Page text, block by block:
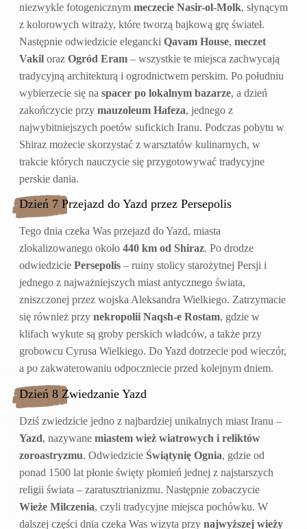
niezwykle fotogenicznym meczecie Nasir-ol-Molk, słynącym
z kolorowych witraży, które tworzą bajkową grę świateł.
Następnie odwiedzicie elegancki Qavam House, meczet
Vakil oraz Ogród Eram – wszystkie te miejsca zachwycają
tradycyjną architekturą i ogrodnictwem perskim. Po południu
wybierzecie się na spacer po lokalnym bazarze, a dzień
zakończycie przy mauzoleum Hafeza, jednego z
najwybitniejszych poetów sufickich Iranu. Podczas pobytu w
Shiraz możecie skorzystać z warsztatów kulinarnych, w
trakcie których nauczycie się przygotowywać tradycyjne
perskie dania.
Dzień 7 Przejazd do Yazd przez Persepolis
Tego dnia czeka Was przejazd do Yazd, miasta
zlokalizowanego około 440 km od Shiraz. Po drodze
odwiedzicie Persepolis – ruiny stolicy starożytnej Persji i
jednego z najważniejszych miast antycznego świata,
zniszczonej przez wojska Aleksandra Wielkiego. Zatrzymacie
się również przy nekropolii Naqsh-e Rostam, gdzie w
klifach wykute są groby perskich władców, a także przy
grobowcu Cyrusa Wielkiego. Do Yazd dotrzecie pod wieczór,
a po zakwaterowaniu odpoczniecie przed kolejnym dniem.
Dzień 8 Zwiedzanie Yazd
Dziś zwiedzicie jedno z najbardziej unikalnych miast Iranu –
Yazd, nazywane miastem wież wiatrowych i reliktów
zoroastryzmu. Odwiedzicie Świątynię Ognia, gdzie od
ponad 1500 lat płonie święty płomień jednej z najstarszych
religii świata – zaratusztrianizmu. Następnie zobaczycie
Wieże Milczenia, czyli tradycyjne miejsca pochówku. W
dalszej części dnia czeka Was wizyta przy najwyższej wieży